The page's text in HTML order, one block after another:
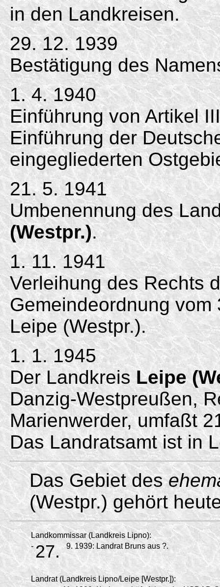
in den Landkreisen.
29. 12. 1939
Bestätigung des
1. 4. 1940
Einführung von Artikel III
Einführung der
eingegliederten
21. 5. 1941
Umbenennung des
(Westpr.).
1. 11. 1941
Verleihung des Rechts
Gemeindeordnung
Leipe (Westpr.).
1. 1. 1945
Der LandkreisLeipe
Danzig-Westpreußen,
Marienwerder, umfaßt
Das Landratsamt ist in
Das Gebiet des
(Westpr.) gehört
Landkommissar (Landkreis Lipno):
- 27. 9. 1939: Landrat Bruns aus ?.
Landrat (Landkreis Lipno/Leipe [Westpr.]):